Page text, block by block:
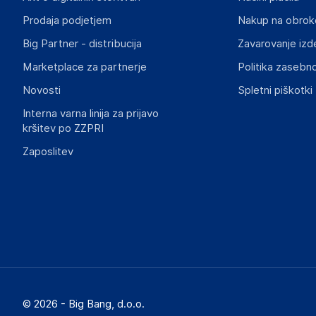
Slike o varnosti izdelka
Slike o varnosti izdelka vsebujejo opozorila na embalaži
Prodaja podjetjem
Big Partner - distribucija
Marketplace za partnerje
Novosti
Interna varna linija za prijavo
kršitev po ZZPRI
Zaposlitev
Nakup na
Zavarovanje
Politika
Spletni piškotki
© 2026 - Big Bang, d.o.o.